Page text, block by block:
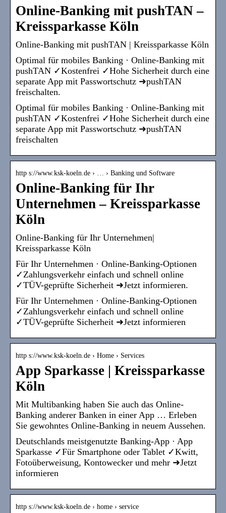
Online-Banking mit pushTAN –
Kreissparkasse Köln
Online-Banking mit pushTAN | Kreissparkasse Köln
Optimal für mobiles Banking · Online-Banking mit
pushTAN ✓Kostenfrei ✓Hohe Sicherheit durch eine
separate App mit Passwortschutz ➜pushTAN
freischalten.
Optimal für mobiles Banking · Online-Banking mit
pushTAN ✓Kostenfrei ✓Hohe Sicherheit durch eine
separate App mit Passwortschutz ➜pushTAN
freischalten
http s://www.ksk-koeln.de › … › Banking und Software
Online-Banking für Ihr
Unternehmen – Kreissparkasse
Köln
Online-Banking für Ihr Unternehmen|
Kreissparkasse Köln
Für Ihr Unternehmen · Online-Banking-Optionen
✓Zahlungsverkehr einfach und schnell online
✓TÜV-geprüfte Sicherheit ➜Jetzt informieren.
Für Ihr Unternehmen · Online-Banking-Optionen
✓Zahlungsverkehr einfach und schnell online
✓TÜV-geprüfte Sicherheit ➜Jetzt informieren
http s://www.ksk-koeln.de › Home › Services
App Sparkasse | Kreissparkasse
Köln
Mit Multibanking haben Sie auch das Online-
Banking anderer Banken in einer App … Erleben
Sie gewohntes Online-Banking in neuem Aussehen.
Deutschlands meistgenutzte Banking-App · App
Sparkasse ✓Für Smartphone oder Tablet ✓Kwitt,
Fotoüberweisung, Kontowecker und mehr ➜Jetzt
informieren
http s://www.ksk-koeln.de › home › service